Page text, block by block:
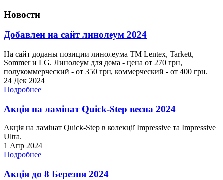
Новости
Добавлен на сайт линолеум 2024
На сайт доданы позиции линолеума ТМ Lentex, Tarkett,
Sommer и LG. Линолеум для дома - цена от 270 грн,
полукоммерческий - от 350 грн, коммерческий - от 400 грн.
24 Дек 2024
Подробнее
Акція на ламінат Quick-Step весна 2024
Акція на ламінат Quick-Step в колекції Impressive та Impressive
Ultra.
1 Апр 2024
Подробнее
Акція до 8 Березня 2024